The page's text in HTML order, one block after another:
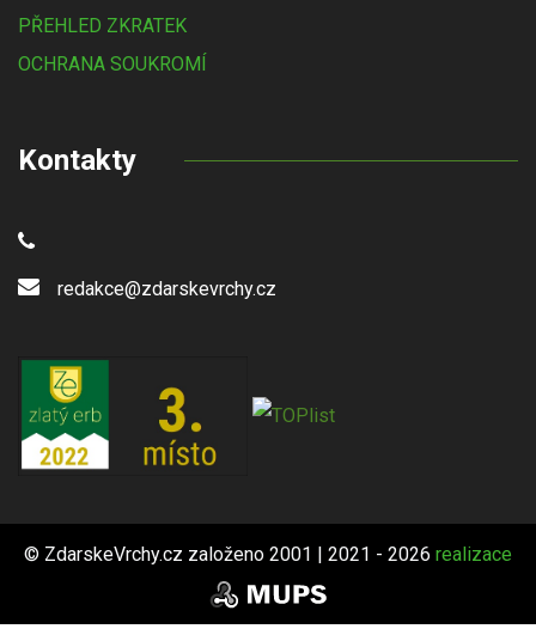
PŘEHLED ZKRATEK
OCHRANA SOUKROMÍ
Kontakty
redakce@zdarskevrchy.cz
© ZdarskeVrchy.cz založeno 2001 | 2021 - 2026 realizace